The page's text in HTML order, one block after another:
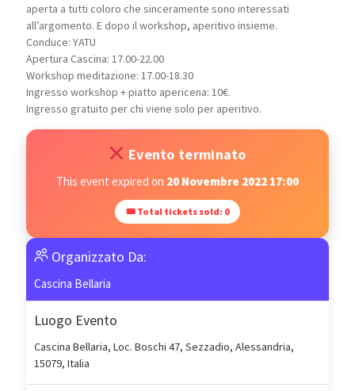
aperta a tutti coloro che sinceramente sono interessati
all’argomento. E dopo il workshop, aperitivo insieme.
Conduce: YATU
Apertura Cascina: 17.00-22.00
Workshop meditazione: 17.00-18.30
Ingresso workshop + piatto apericena: 10€.
Ingresso gratuito per chi viene solo per aperitivo.
Evento terminato
This event expired on 20 Novembre 2022 17:00
🎟 Total tickets sold: 0
Organizzato Da:
Cascina Bellaria
Luogo Evento
Cascina Bellaria, Loc. Boschi 47, Sezzadio, Alessandria,
15079, Italia